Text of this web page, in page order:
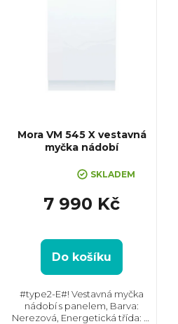
Mora VM 545 X vestavná
myčka nádobí
"SLEVA5"
Průměrné
hodnocení
produktu
5
hvězdiček.
SKLADEM
7 990 Kč
Do košíku
#type2-E#! Vestavná myčka
nádobí s panelem, Barva:
Nerezová, Energetická třída: E,